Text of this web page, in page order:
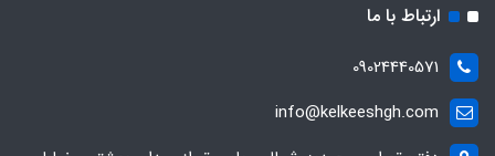
ارتباط با ما
09024440571
info@kelkeeshgh.com